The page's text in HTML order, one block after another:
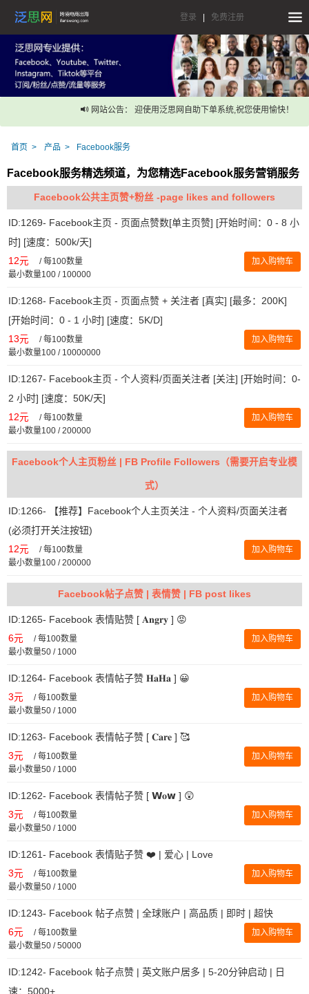
登录 免费注册
网站公告： 迎使用泛思网自助下单系统,祝您使用愉快！
首页 产品 Facebook服务
Facebook服务精选频道，为您精选Facebook服务营销服务
Facebook公共主页赞+粉丝 -page likes and followers
ID:1269- Facebook主页 - 页面点赞数[单主页赞] [开始时间：0 - 8 小
时] [速度：500k/天]
12元 /每100数量
最小数量100 / 100000
加入购物车
ID:1268- Facebook主页 - 页面点赞 + 关注者 [真实] [最多：200K]
[开始时间：0 - 1 小时] [速度：5K/D]
13元 /每100数量
最小数量100 / 10000000
加入购物车
ID:1267- Facebook主页 - 个人资料/页面关注者 [关注] [开始时间：0-
2 小时] [速度：50K/天]
12元 /每100数量
最小数量100 / 200000
加入购物车
Facebook个人主页粉丝 | FB Profile Followers（需要开启专业模
式）
ID:1266- 【推荐】Facebook个人主页关注 - 个人资料/页面关注者
(必须打开关注按钮)
12元 /每100数量
最小数量100 / 200000
加入购物车
Facebook帖子点赞 | 表情赞 | FB post likes
ID:1265- Facebook 表情贴赞 [ 𝐀𝐧𝐠𝐫𝐲 ] 😡
6元 /每100数量
最小数量50 / 1000
加入购物车
ID:1264- Facebook 表情帖子赞 𝐇𝐚𝐇𝐚 ] 😀
3元 /每100数量
最小数量50 / 1000
加入购物车
ID:1263- Facebook 表情帖子赞 [ 𝐂𝐚𝐫𝐞 ] 🥰
3元 /每100数量
最小数量50 / 1000
加入购物车
ID:1262- Facebook 表情帖子赞 [ 𝗪𝐨𝘄 ] 😲
3元 /每100数量
最小数量50 / 1000
加入购物车
ID:1261- Facebook 表情贴子赞 ❤️ | 爱心 | Love
3元 /每100数量
最小数量50 / 1000
加入购物车
ID:1243- Facebook 帖子点赞 | 全球账户 | 高品质 | 即时 | 超快
6元 /每100数量
最小数量50 / 50000
加入购物车
ID:1242- Facebook 帖子点赞 | 英文账户居多 | 5-20分钟启动 | 日
速：5000+